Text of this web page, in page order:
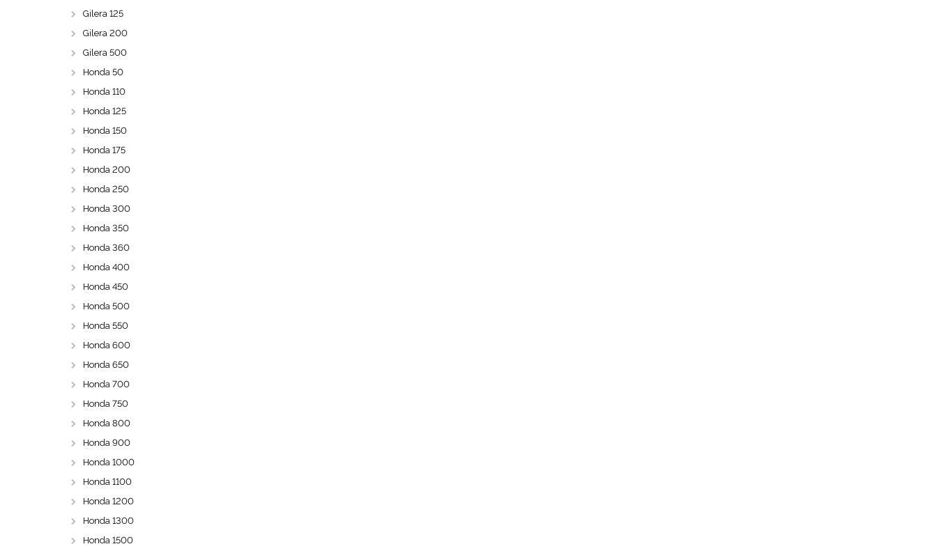
Gilera 125
Gilera 200
Gilera 500
Honda 50
Honda 110
Honda 125
Honda 150
Honda 175
Honda 200
Honda 250
Honda 300
Honda 350
Honda 360
Honda 400
Honda 450
Honda 500
Honda 550
Honda 600
Honda 650
Honda 700
Honda 750
Honda 800
Honda 900
Honda 1000
Honda 1100
Honda 1200
Honda 1300
Honda 1500